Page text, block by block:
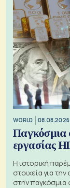
WORLD
Παγκόσμια
εργασίας
Η ιστορική
στοιχεία για
στην παγκόσμια